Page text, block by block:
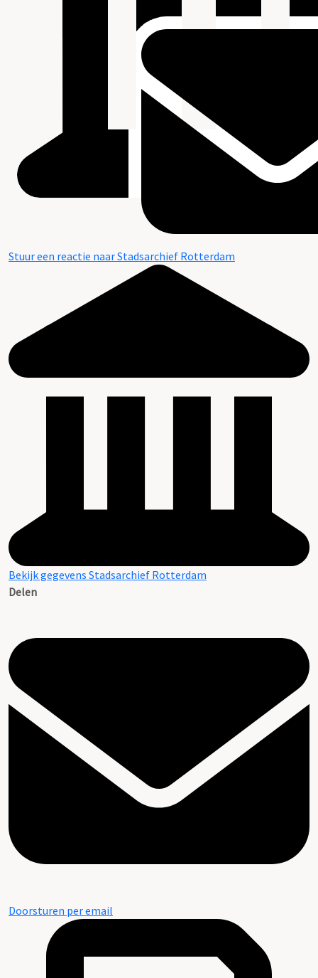
Stuur een reactie naar Stadsarchief Rotterdam
Bekijk gegevens Stadsarchief Rotterdam
Delen
Doorsturen per email